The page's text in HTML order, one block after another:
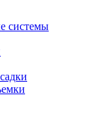
системы